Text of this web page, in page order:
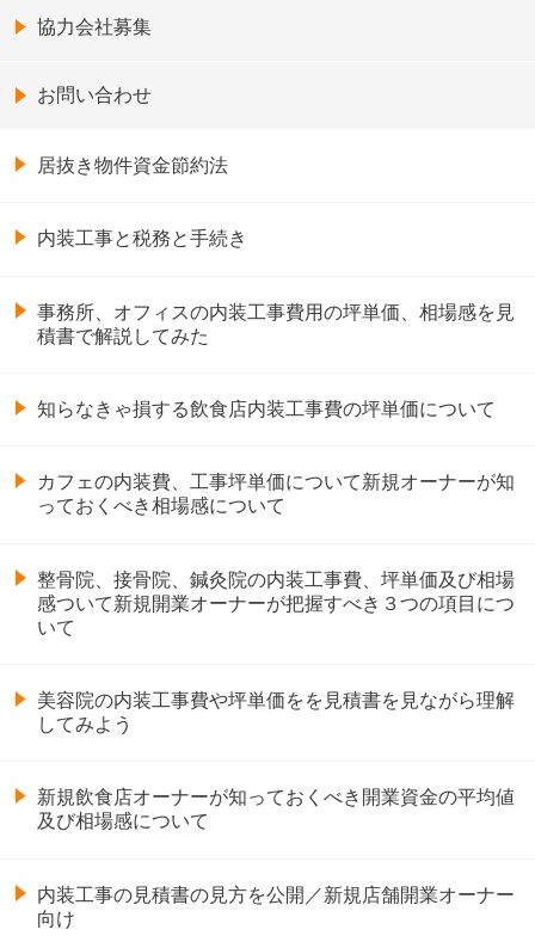
協力会社募集
お問い合わせ
居抜き物件資金節約法
内装工事と税務と手続き
事務所、オフィスの内装工事費用の坪単価、相場感を見
積書で解説してみた
知らなきゃ損する飲食店内装工事費の坪単価について
カフェの内装費、工事坪単価について新規オーナーが知
っておくべき相場感について
整骨院、接骨院、鍼灸院の内装工事費、坪単価及び相場
感ついて新規開業オーナーが把握すべき３つの項目につ
いて
美容院の内装工事費や坪単価をを見積書を見ながら理解
してみよう
新規飲食店オーナーが知っておくべき開業資金の平均値
及び相場感について
内装工事の見積書の見方を公開／新規店舗開業オーナー
向け